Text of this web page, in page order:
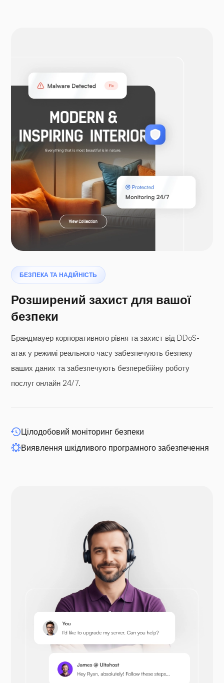
БЕЗПЕКА ТА НАДІЙНІСТЬ
Розширений захист для вашої
безпеки
Брандмауер корпоративного рівня та захист від DDoS-
атак у режимі реального часу забезпечують безпеку
ваших даних та забезпечують безперебійну роботу
послуг онлайн 24/7.
Цілодобовий моніторинг безпеки
Виявлення шкідливого програмного забезпечення